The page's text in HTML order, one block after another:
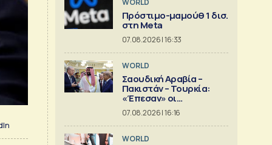
WORLD
Πρόστιμο-μαμούθ 1 δισ.
στη Meta
07.08.2026 | 16:33
WORLD
Σαουδική Αραβία –
Πακιστάν – Τουρκία:
«Έπεσαν» οι
υπογραφές στην «κοινή
αμυντική συμφωνία της
Μέκκας»
07.08.2026 | 16:16
WORLD